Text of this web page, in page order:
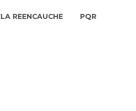
REENCAUCHE PQR